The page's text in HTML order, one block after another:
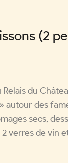
(2
du
autour des
secs,
verres de vin